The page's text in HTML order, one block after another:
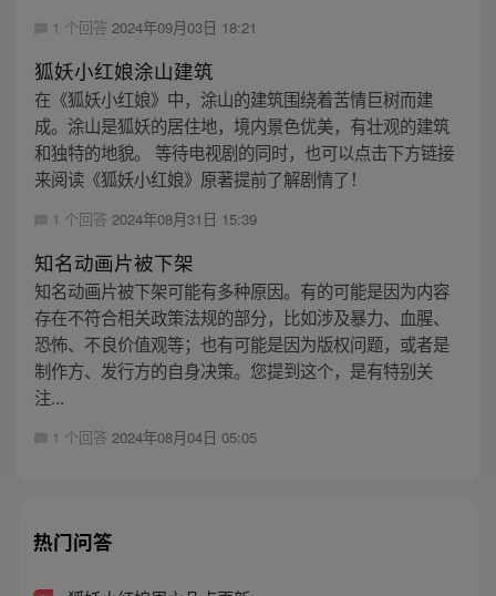
1 个回答 2024年09月03日 18:21
狐妖小红娘涂山建筑
在《狐妖小红娘》中，涂山的建筑围绕着苦情巨树而建
成。涂山是狐妖的居住地，境内景色优美，有壮观的建筑
和独特的地貌。 等待电视剧的同时，也可以点击下方链接
来阅读《狐妖小红娘》原著提前了解剧情了！
1 个回答 2024年08月31日 15:39
知名动画片被下架
知名动画片被下架可能有多种原因。有的可能是因为内容
存在不符合相关政策法规的部分，比如涉及暴力、血腥、
恐怖、不良价值观等；也有可能是因为版权问题，或者是
制作方、发行方的自身决策。您提到这个，是有特别关
注...
1 个回答 2024年08月04日 05:05
热门问答